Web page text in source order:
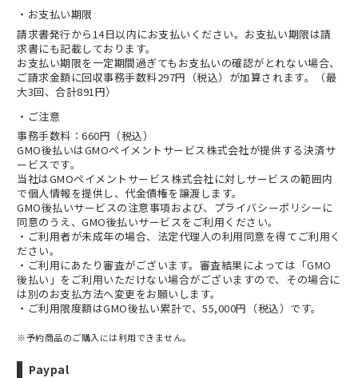
お支払い期限
請求書発行から14日以内にお支払いください。お支払い期限は請
求書にも記載しております。
お支払い期限を一定期間過ぎてもお支払いの確認がとれない場合、
ご請求金額に回収事務手数料297円（税込）が加算されます。（最
大3回、合計891円）
ご注意
事務手数料：660円（税込）
GMO後払いはGMOペイメントサービス株式会社が提供する決済サ
ービスです。
当社はGMOペイメントサービス株式会社に対しサービスの範囲内
で個人情報を提供し、代金債権を譲渡します。
GMO後払いサービスの注意事項および、 プライバシーポリシーに
同意のうえ、GMO後払いサービスをご利用ください。
・ご利用者が未成年の場合、法定代理人の利用同意を得てご利用く
ださい。
・ご利用にあたり審査がございます。審査結果によっては「GMO
後払い」をご利用いただけない場合がございますので、その場合に
は別のお支払方法へ変更をお願いします。
・ご利用限度額はGMO後払い累計で、55,000円（税込）です。
※予約商品のご購入には利用できません。
Paypal